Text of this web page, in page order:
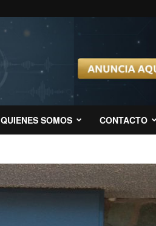
QUIENES SOMOS CONTACTO